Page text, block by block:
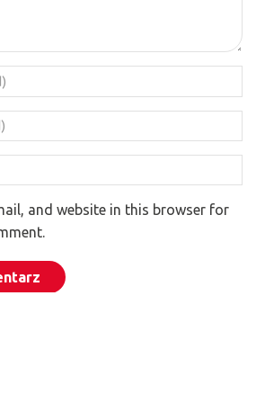
and website in this browser for